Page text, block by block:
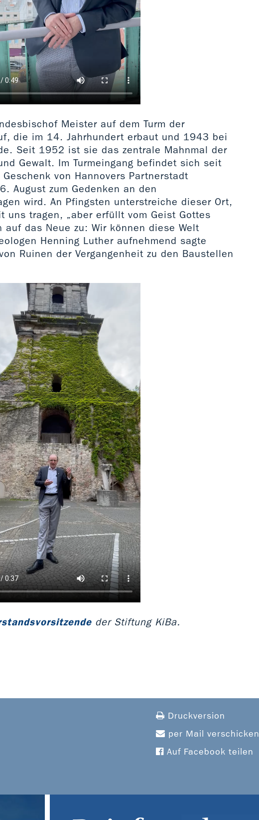
Meister auf dem Turm der
die im 14. Jahrhundert erbaut und 1943 bei
Seit 1952 ist sie das zentrale Mahnmal der
Gewalt. Im Turmeingang befindet sich seit
von Hannovers Partnerstadt
August zum Gedenken an den
wird. An Pfingsten unterstreiche dieser Ort,
uns tragen, „aber erfüllt vom Geist Gottes
das Neue zu: Wir können diese Welt
Henning Luther aufnehmend sagte
Ruinen der Vergangenheit zu den Baustellen
der Stiftung KiBa.
Druckversion
per Mail verschicken
Auf Facebook teilen